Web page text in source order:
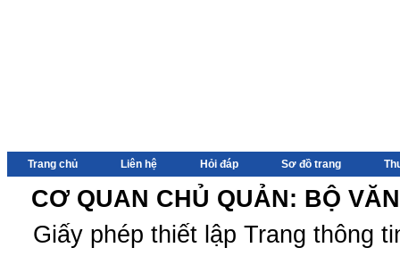
Trang chủ Liên hệ Hỏi đáp Sơ đồ trang
CƠ QUAN CHỦ QUẢN: BỘ
Giấy phép thiết lập Trang thông